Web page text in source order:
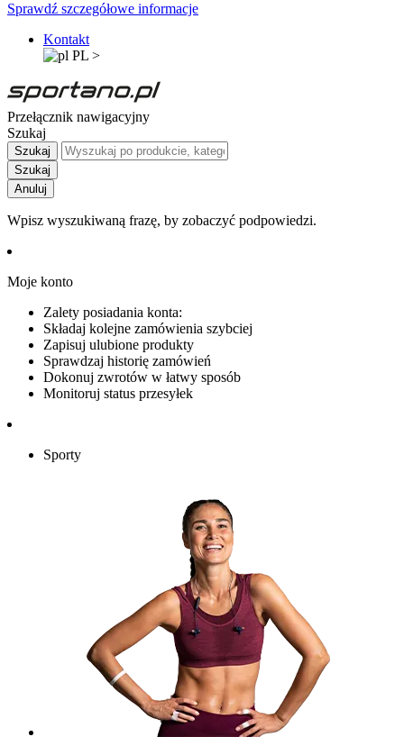
Sprawdź szczegółowe informacje
Kontakt
PL >
Przełącznik nawigacyjny
Szukaj
Szukaj
Szukaj
Anuluj
Wpisz wyszukiwaną frazę, by zobaczyć podpowiedzi.
Moje konto
Zalety posiadania konta:
Składaj kolejne zamówienia szybciej
Zapisuj ulubione produkty
Sprawdzaj historię zamówień
Dokonuj zwrotów w łatwy sposób
Monitoruj status przesyłek
Sporty